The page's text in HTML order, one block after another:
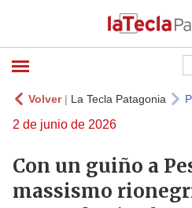
Volver| La Tecla Patagonia
2 de junio de 2026
Con un guiño a
massismo